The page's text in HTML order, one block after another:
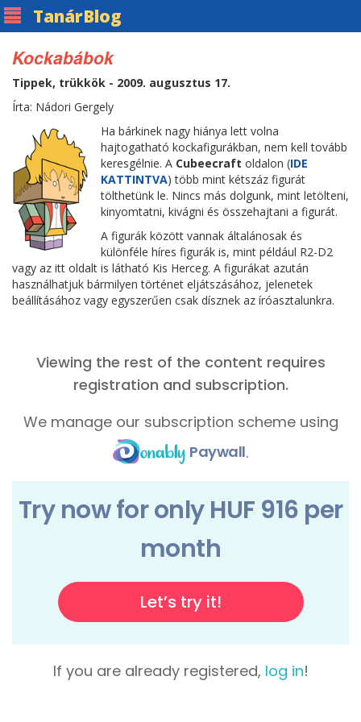
TanárBlog
Kockabábok
Tippek, trükkök - 2009. augusztus 17.
Írta: Nádori Gergely
Ha bárkinek nagy hiánya lett volna
hajtogatható kockafigurákban, nem kell tovább
keresgélnie. A Cubeecraft oldalon (IDE
KATTINTVA) több mint kétszáz figurát
tölthetünk le. Nincs más dolgunk, mint letölteni,
kinyomtatni, kivágni és összehajtani a figurát.
A figurák között vannak általánosak és
különféle híres figurák is, mint például R2-D2
vagy az itt oldalt is látható Kis Herceg. A figurákat azután
használhatjuk bármilyen történet eljátszásához, jelenetek
beállításához vagy egyszerűen csak dísznek az íróasztalunkra.